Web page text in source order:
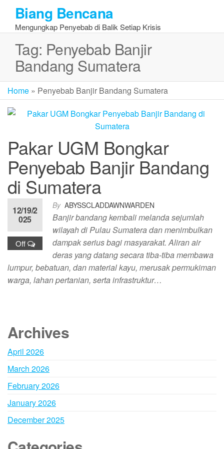
the
content
Biang Bencana
Mengungkap Penyebab di Balik Setiap Krisis
Tag: Penyebab Banjir
Bandang Sumatera
Home » Penyebab Banjir Bandang Sumatera
Pakar UGM Bongkar
Penyebab Banjir Bandang
di Sumatera
By ABYSSCLADDAWNWARDEN
12/19/2
025
Off
Banjir bandang kembali melanda sejumlah
wilayah di Pulau Sumatera dan menimbulkan
dampak serius bagi masyarakat. Aliran air
deras yang datang secara tiba-tiba membawa
lumpur, bebatuan, dan material kayu, merusak permukiman
warga, lahan pertanian, serta infrastruktur…
Archives
April 2026
March 2026
February 2026
January 2026
December 2025